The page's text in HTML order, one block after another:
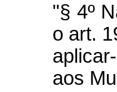
"§ 4º
o art.
aos